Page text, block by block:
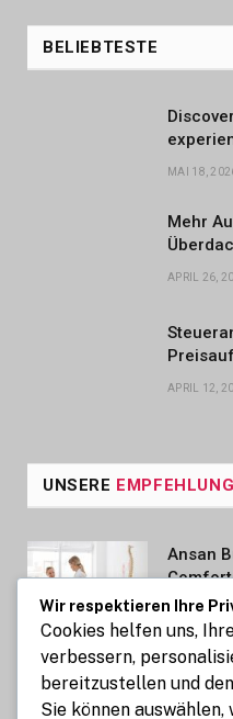
BELIEBTESTE
MAI 18,
Mehr
APRIL 26,
APRIL 12,
UNSERE
Ansan
AUGUST 7,
Kfz-
Wir respektieren Ihre
Cookies helfen uns,
verbessern,
bereitzustellen und
Sie können auswählen,